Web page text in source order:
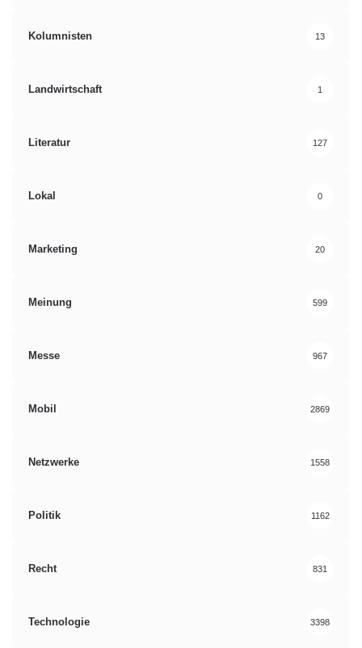
Kolumnisten 13
Landwirtschaft 1
Literatur 127
Lokal 0
Marketing 20
Meinung 599
Messe 967
Mobil 2869
Netzwerke 1558
Politik 1162
Recht 831
Technologie 3398